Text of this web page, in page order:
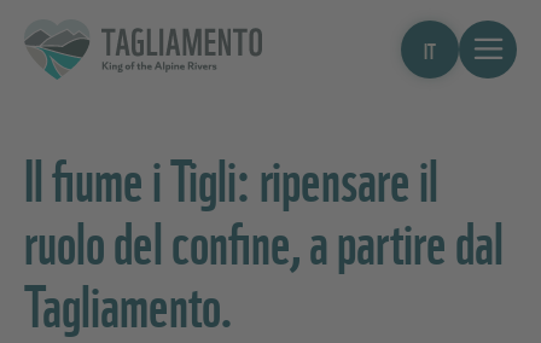
IT
Il fiume i Tigli: ripensare il
ruolo del confine, a partire dal
Tagliamento.